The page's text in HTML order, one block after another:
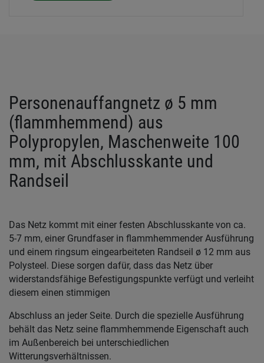
Personenauffangnetz ø 5 mm
(flammhemmend) aus
Polypropylen, Maschenweite 100
mm, mit Abschlusskante und
Randseil
Das Netz kommt mit einer festen Abschlusskante von ca.
5-7 mm, einer Grundfaser in flammhemmender Ausführung
und einem ringsum eingearbeiteten Randseil ø 12 mm aus
Polysteel. Diese sorgen dafür, dass das Netz über
widerstandsfähige Befestigungspunkte verfügt und verleiht
diesem einen stimmigen
Abschluss an jeder Seite. Durch die spezielle Ausführung
behält das Netz seine flammhemmende Eigenschaft auch
im Außenbereich bei unterschiedlichen
Witterungsverhältnissen.